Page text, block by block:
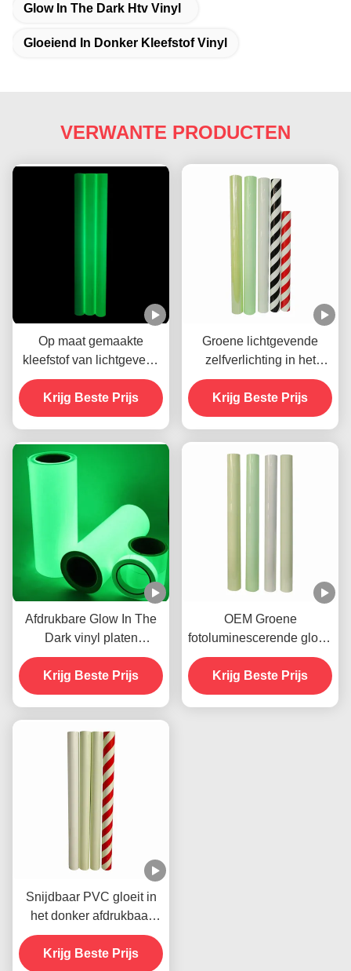
Glow In The Dark Htv Vinyl
Gloeiend In Donker Kleefstof Vinyl
VERWANTE PRODUCTEN
Op maat gemaakte
kleefstof van lichtgevend
vinyl dat in het donker
gloeit voor gloeiende
borden
Krijg Beste Prijs
Groene lichtgevende
zelfverlichting in het
donker Vinyl kleeffilm
voor noodsignaal
Krijg Beste Prijs
Afdrukbare Glow In The
Dark vinyl platen
fotoluminescerend OEM
Krijg Beste Prijs
OEM Groene
fotoluminescerende gloed
in het donker Sticker
Vinyl Kleeffilm
Krijg Beste Prijs
Snijdbaar PVC gloeit in
het donker afdrukbaar
vinyl tape zelfklevend
Krijg Beste Prijs